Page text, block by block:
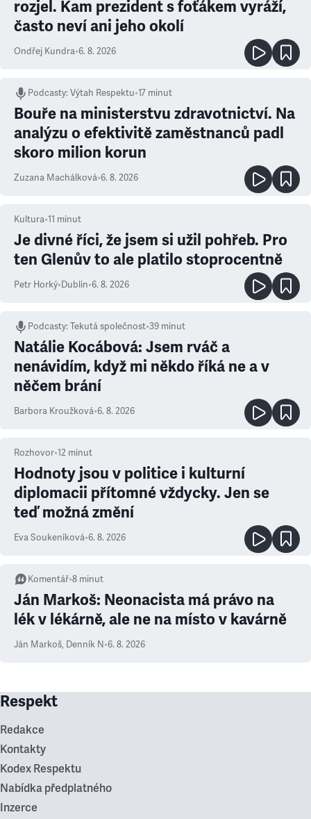
rozjel. Kam prezident s foťákem vyráží,
často neví ani jeho okolí
Ondřej Kundra•6. 8. 2026
Podcasty:Výtah Respektu•17 minut
Bouře na ministerstvu zdravotnictví. Na
analýzu o efektivitě zaměstnanců padl
skoro milion korun
Zuzana Machálková•6. 8. 2026
Kultura•11 minut
Je divné říci, že jsem si užil pohřeb. Pro
ten Glenův to ale platilo stoprocentně
Petr Horký•Dublin•6. 8. 2026
Podcasty:Tekutá společnost•39 minut
Natálie Kocábová: Jsem rváč a
nenávidím, když mi někdo říká ne a v
něčem brání
Barbora Kroužková•6. 8. 2026
Rozhovor•12 minut
Hodnoty jsou v politice i kulturní
diplomacii přítomné vždycky. Jen se
teď možná změní
Eva Soukeníková•6. 8. 2026
Komentář•8 minut
Ján Markoš: Neonacista má právo na
lék v lékárně, ale ne na místo v kavárně
Ján Markoš, Denník N•6. 8. 2026
Respekt
Redakce
Kontakty
Kodex Respektu
Nabídka předplatného
Inzerce